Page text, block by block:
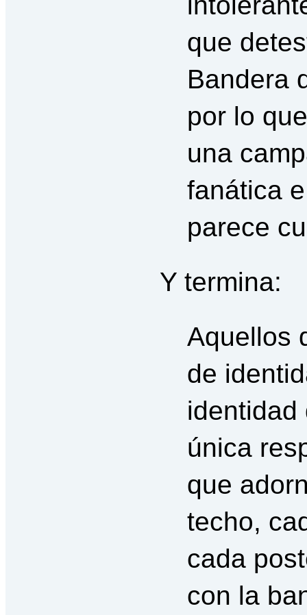
que
Bandera
por lo
una
fanática
parece
Y termina:
Aquellos
de
identidad
única
que
techo,
cada
con la